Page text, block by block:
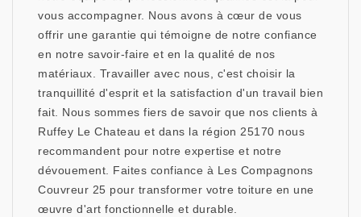
vous accompagner. Nous avons à cœur de vous
offrir une garantie qui témoigne de notre confiance
en notre savoir-faire et en la qualité de nos
matériaux. Travailler avec nous, c'est choisir la
tranquillité d'esprit et la satisfaction d'un travail bien
fait. Nous sommes fiers de savoir que nos clients à
Ruffey Le Chateau et dans la région 25170 nous
recommandent pour notre expertise et notre
dévouement. Faites confiance à Les Compagnons
Couvreur 25 pour transformer votre toiture en une
œuvre d'art fonctionnelle et durable.